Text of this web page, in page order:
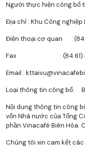
Người thực hiện công bố
Địa chỉ : Khu Công nghiệp
Điện thoại cơ quan : (84
Fax : (84 61) 3
Email :
Loại thông tin công bố: 
Nội dung thông tin công
vốn Nhà nước của Tổng
phần Vinacafé Biên Hòa.
Chúng tôi xin cam kết